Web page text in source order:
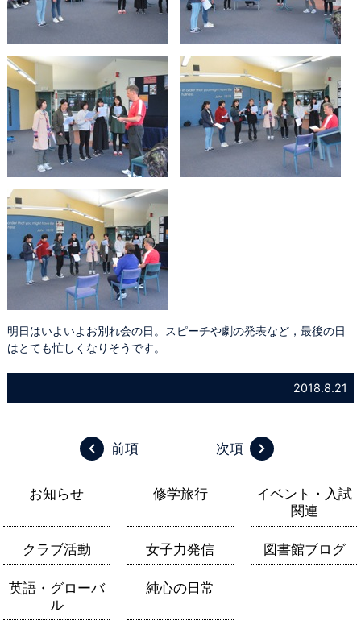
明日はいよいよお別れ会の日。スピーチや劇の発表など，最後の日
はとても忙しくなりそうです。
2018.8.21
前項 次項
お知らせ 修学旅行
イベント・入試
関連
クラブ活動 女子力発信 図書館ブログ
英語・グローバ
ル
純心の日常